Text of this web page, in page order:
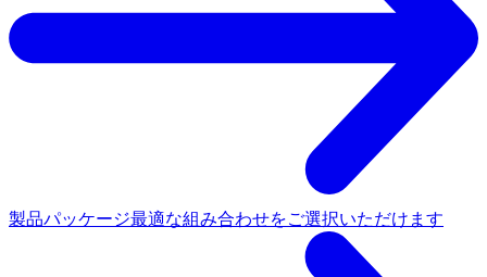
製品パッケージ最適な組み合わせをご選択いただけます